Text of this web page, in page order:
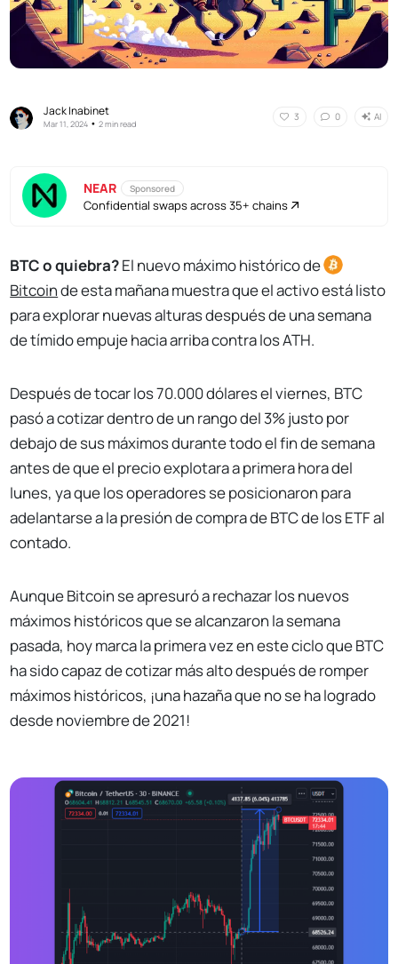
Jack Inabinet
Mar 11, 2024 •2 min read
3 0 AI
NEAR Sponsored
Confidential swaps across 35+ chains
BTC o quiebra?El nuevo máximo histórico de
Bitcoinde esta mañana muestra que el activo está listo
para explorar nuevas alturas después de una semana
de tímido empuje hacia arriba contra los ATH.
Después de tocar los 70.000 dólares el viernes, BTC
pasó a cotizar dentro de un rango del 3% justo por
debajo de sus máximos durante todo el fin de semana
antes de que el precio explotara a primera hora del
lunes, ya que los operadores se posicionaron para
adelantarse a la presión de compra de BTC de los ETF al
contado.
Aunque Bitcoin se apresuró a rechazar los nuevos
máximos históricos que se alcanzaron la semana
pasada, hoy marca la primera vez en este ciclo que BTC
ha sido capaz de cotizar más alto después de romper
máximos históricos, ¡una hazaña que no se ha logrado
desde noviembre de 2021!